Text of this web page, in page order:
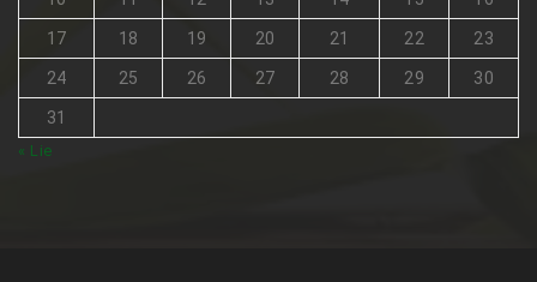
17 18 19 20 21 22 23
24 25 26 27 28 29 30
31
« Lie